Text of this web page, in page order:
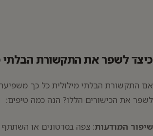
כיצד לשפר את התקשורת הבלתי
אם התקשורת הבלתי מילולית כל כך
לשפר את הכישורים הללו? הנה כמה טיפים:
שיפור המודעות: צפה בסרטונים או